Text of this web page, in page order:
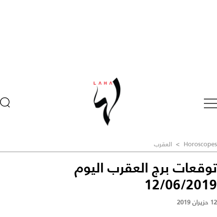
Horoscopes
> العقرب
توقعات برج العقرب اليوم
12/06/2019
12 حزيران 2019